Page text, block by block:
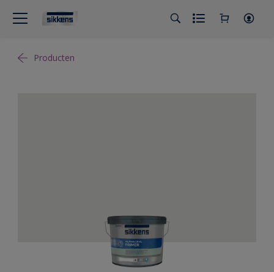
Producten